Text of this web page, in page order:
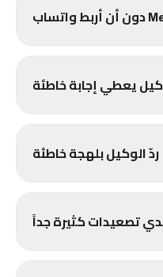
يعطي إجابة خاطئة
ردّ الوكيل بلهجة خاطئة
تصعيدات كثيرة جداً